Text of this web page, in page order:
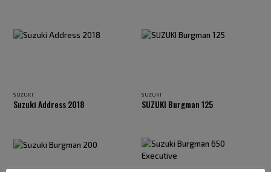
SUZUKI
Suzuki Address 2018
SUZUKI
SUZUKI Burgman 125